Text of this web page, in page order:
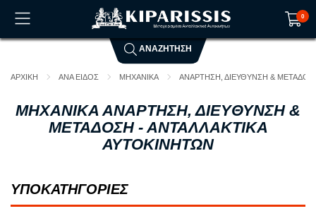
0
Το καλάθι αγορών είναι άδειο!
ΑΝΑΖΗΤΗΣΗ
ΑΡΧΙΚΗ ΑΝΑ ΕΙΔΟΣ ΜΗΧΑΝΙΚΑ ΑΝΑΡΤΗΣΗ, ΔΙΕΥΘΥΝΣΗ &
ΜΗΧΑΝΙΚΑ ΑΝΑΡΤΗΣΗ, ΔΙΕΥΘΥΝΣΗ &
ΜΕΤΑΔΟΣΗ - ΑΝΤΑΛΛΑΚΤΙΚΑ
ΑΥΤΟΚΙΝΗΤΩΝ
ΥΠΟΚΑΤΗΓΟΡΙΕΣ